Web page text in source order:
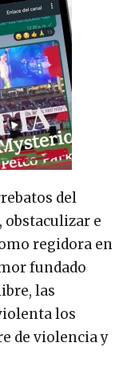
del
obstaculizar e
regidora en
fundado
las
los
de violencia y